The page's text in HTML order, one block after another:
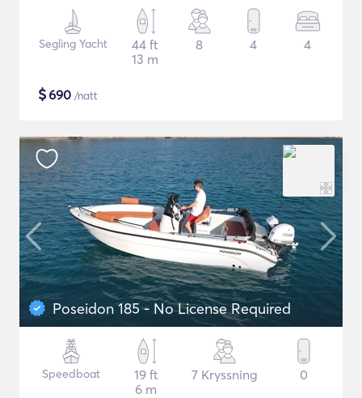
Segling Yacht
44 ft
13 m
8 4 4
$690 /natt
Poseidon 185 - No License Required
Speedboat
19 ft
6 m
7 Kryssning 0